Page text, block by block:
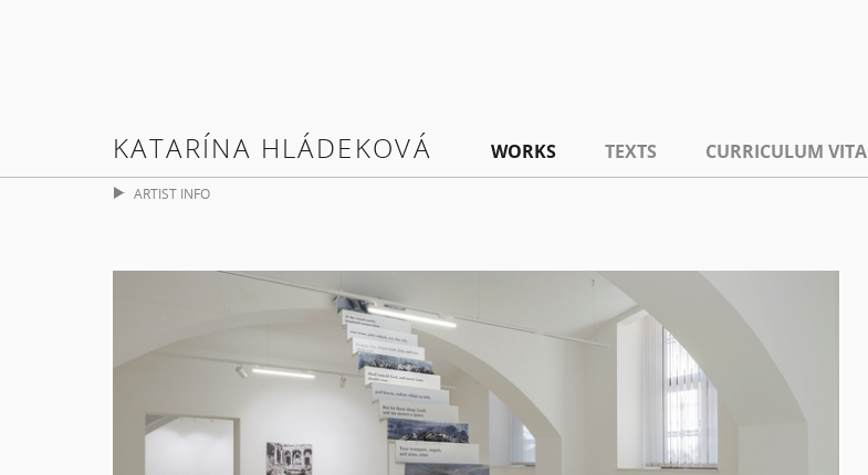
KATARÍNA HLÁDEKOVÁ WORKS TEXTS CURRICULUM
ARTIST INFO